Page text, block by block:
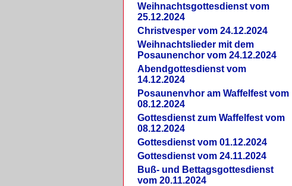
Weihnachtsgottesdienst vom
25.12.2024
Christvesper vom 24.12.2024
Weihnachtslieder mit dem
Posaunenchor vom 24.12.2024
Abendgottesdienst vom
14.12.2024
Posaunenvhor am Waffelfest vom
08.12.2024
Gottesdienst zum Waffelfest vom
08.12.2024
Gottesdienst vom 01.12.2024
Gottesdienst vom 24.11.2024
Buß- und Bettagsgottesdienst
vom 20.11.2024